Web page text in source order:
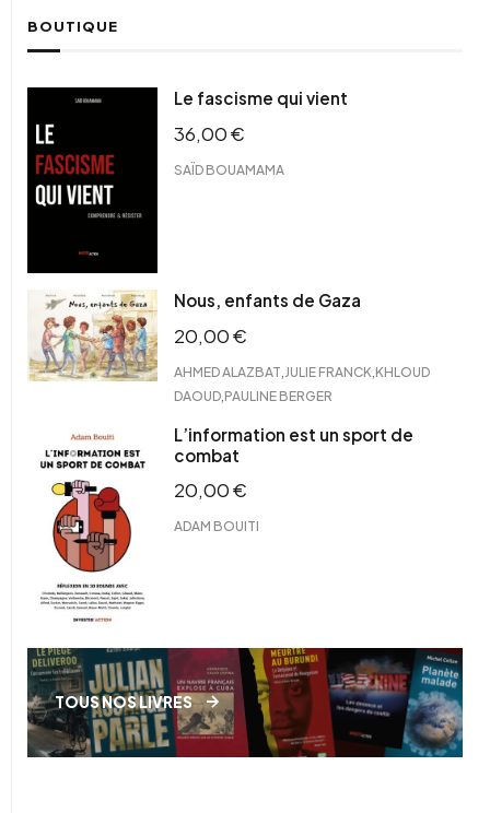
BOUTIQUE
Le fascisme qui vient
36,00€
SAÏD BOUAMAMA
Nous, enfants de Gaza
20,00€
AHMED ALAZBAT JULIE FRANCK KHLOUD
DAOUD PAULINE BERGER
L’information est un sport de
combat
20,00€
ADAM BOUITI
TOUS NOS LIVRES